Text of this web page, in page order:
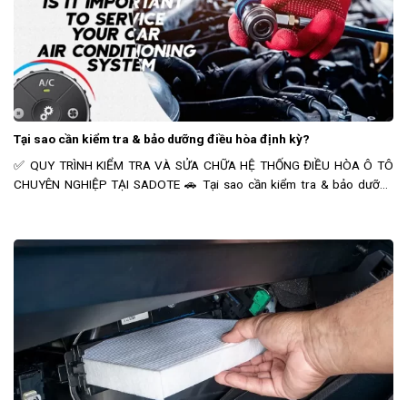
Tại sao cần kiểm tra & bảo dưỡng điều hòa định kỳ?
✅ QUY TRÌNH KIỂM TRA VÀ SỬA CHỮA HỆ THỐNG ĐIỀU HÒA Ô TÔ
CHUYÊN NGHIỆP TẠI SADOTE 🚗 Tại sao cần kiểm tra & bảo dưỡng